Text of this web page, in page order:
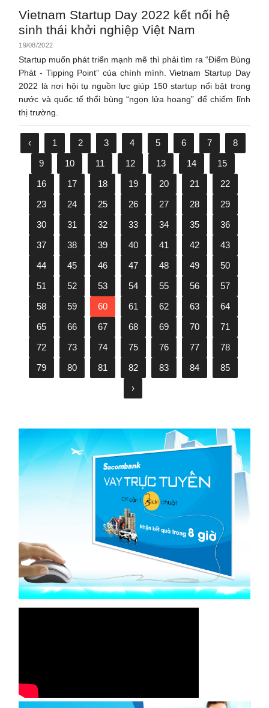
Vietnam Startup Day 2022 kết nối hệ
sinh thái khởi nghiệp Việt Nam
19/08/2022
Startup muốn phát triển mạnh mẽ thì phải tìm ra “Điểm Bùng
Phát - Tipping Point” của chính mình. Vietnam Startup Day
2022 là nơi hội tụ nguồn lực giúp 150 startup nổi bật trong
nước và quốc tế thổi bùng “ngọn lửa hoang” để chiếm lĩnh
thị trường.
‹ 1 2 3 4 5 6 7
8
9
10 11 12 13 14
15
16
17 18 19 20 21
22
23
24 25 26 27 28
29
30
31 32 33 34 35
36
37
38 39 40 41 42
43
44
45 46 47 48 49
50
51
52 53 54 55 56
57
58
59 60 61 62 63
64
65
66 67 68 69 70
71
72
73 74 75 76 77
78
79
80 81 82 83 84
85
›